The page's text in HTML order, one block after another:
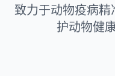
致力于动物疫病
护动物健